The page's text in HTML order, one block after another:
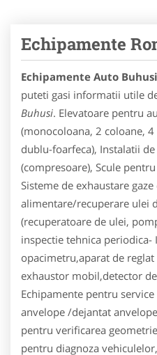
Echipamente
Echipamente Auto Buhusi
puteti gasi informatii utile
Buhusi. Elevatoare pentru
(monocoloana, 2 coloane,
dublu-foarfeca), Instalatii
(compresoare), Scule
Sisteme de exhaustare
alimentare/recuperare ulei
(recuperatoare de ulei,
inspectie tehnica periodica-
opacimetru,aparat de
exhaustor mobil,detector
Echipamente pentru
anvelope /dejantat
pentru verificarea
pentru diagnoza